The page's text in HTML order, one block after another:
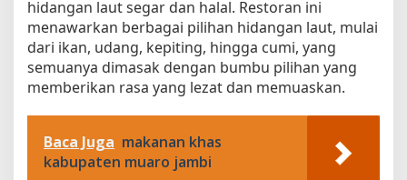
hidangan laut segar dan halal. Restoran ini
menawarkan berbagai pilihan hidangan laut, mulai
dari ikan, udang, kepiting, hingga cumi, yang
semuanya dimasak dengan bumbu pilihan yang
memberikan rasa yang lezat dan memuaskan.
Baca Juga makanan khas
kabupaten muaro jambi